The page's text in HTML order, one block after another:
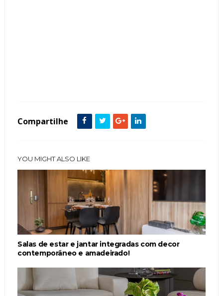
Compartilhe
YOU MIGHT ALSO LIKE
Salas de estar e jantar integradas com decor
contemporâneo e amadeirado!